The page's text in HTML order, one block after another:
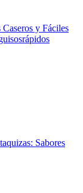
y Fáciles
Sabores